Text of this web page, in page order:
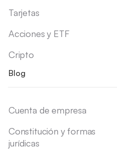
Tarjetas
Acciones y ETF
Cripto
Blog
Cuenta de empresa
Constitución y formas
jurídicas